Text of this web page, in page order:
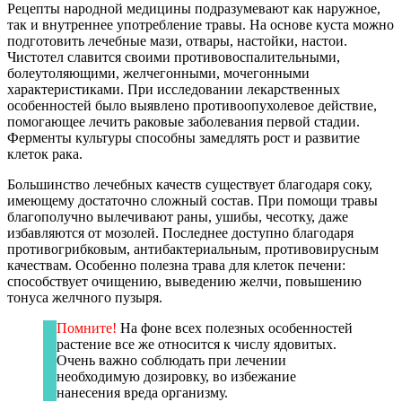
Рецепты народной медицины подразумевают как наружное,
так и внутреннее употребление травы. На основе куста можно
подготовить лечебные мази, отвары, настойки, настои.
Чистотел славится своими противовоспалительными,
болеутоляющими, желчегонными, мочегонными
характеристиками. При исследовании лекарственных
особенностей было выявлено противоопухолевое действие,
помогающее лечить раковые заболевания первой стадии.
Ферменты культуры способны замедлять рост и развитие
клеток рака.
Большинство лечебных качеств существует благодаря соку,
имеющему достаточно сложный состав. При помощи травы
благополучно вылечивают раны, ушибы, чесотку, даже
избавляются от мозолей. Последнее доступно благодаря
противогрибковым, антибактериальным, противовирусным
качествам. Особенно полезна трава для клеток печени:
способствует очищению, выведению желчи, повышению
тонуса желчного пузыря.
Помните! На фоне всех полезных особенностей
растение все же относится к числу ядовитых.
Очень важно соблюдать при лечении
необходимую дозировку, во избежание
нанесения вреда организму.